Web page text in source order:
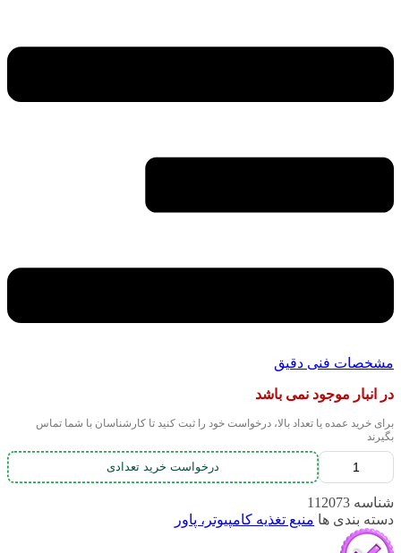
مشخصات فنی دقیق
در انبار موجود نمی باشد
برای خرید عمده یا تعداد بالا، درخواست خود را ثبت کنید تا کارشناسان با شما تماس
بگیرند
درخواست خرید تعدادی
شناسه 112073
دسته بندی ها منبع تغذیه کامپیوتر، پاور